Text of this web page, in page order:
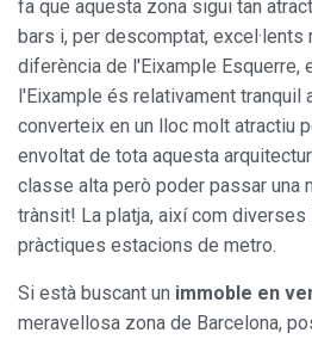
fa que aquesta zona sigui tan
bars i, per descomptat, excel·lents
diferència de l'Eixample Esquerre,
l'Eixample és relativament tranquil
converteix en un lloc molt atractiu
envoltat de tota aquesta
classe alta però poder passar una
trànsit! La platja, així com
pràctiques estacions de metro.
Si està buscant un immoble en
meravellosa zona de Barcelona,